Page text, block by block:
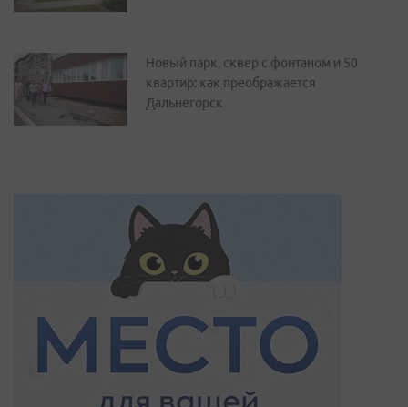
Новый парк, сквер с фонтаном и 50
квартир: как преображается
Дальнегорск